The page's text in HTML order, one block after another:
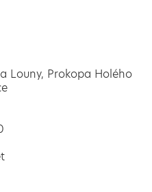
Louny, Prokopa Holého